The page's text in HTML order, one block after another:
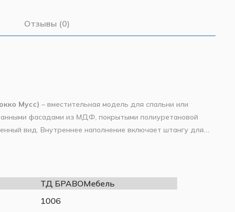
Отзывы (0)
Мусс) – вместительная модель для спальни или
фасадами из МДФ, покрытыми полиуретановой
вид. Внутреннее наполнение включает штангу для
коллекции «Гориция». Корпус цвета «Латте»,
1006 ммТД БРАВОМебель
1006